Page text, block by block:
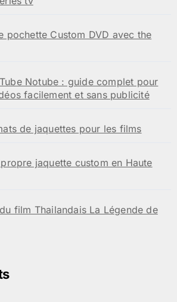
pochette Custom DVD avec the
Notube : guide complet pour
facilement et sans publicité
de jaquettes pour les films
jaquette custom en Haute
film Thailandais La Légende de